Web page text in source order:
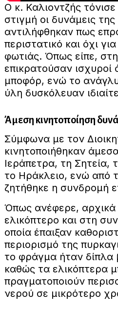
Ο κ. Καλιοντζής
στιγμή οι δυνάμεις
αντιλήφθηκαν πως
περιστατικό και όχι
φωτιάς. Όπως είπε,
επικρατούσαν ισχυροί
μποφόρ, ενώ το
ύλη δυσκόλευαν
Άμεση κινητοποίηση
Σύμφωνα με τον
κινητοποιήθηκαν
Ιεράπετρα, τη Σητεία,
το Ηράκλειο, ενώ από
ζητήθηκε η συνδρομή
Όπως ανέφερε, αρχικά
ελικόπτερο και στη
οποία έπαιξαν
περιορισμό της
το φράγμα ήταν δίπλα
καθώς τα ελικόπτερα
πραγματοποιούν
νερού σε μικρότερο